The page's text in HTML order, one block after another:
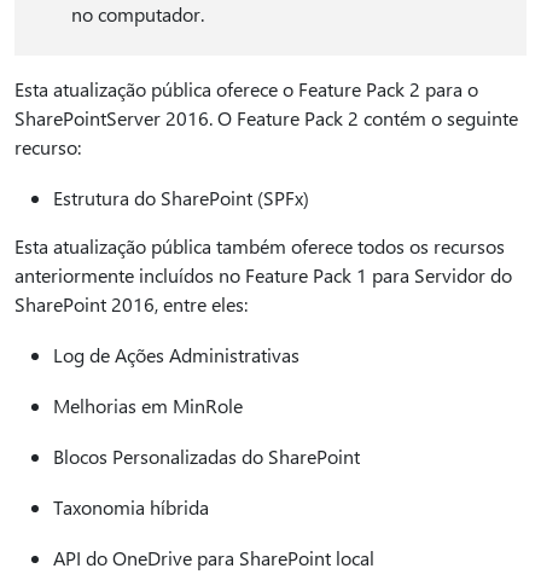
no computador.
Esta atualização pública oferece o Feature Pack 2 para o
SharePointServer 2016. O Feature Pack 2 contém o seguinte
recurso:
Estrutura do SharePoint (SPFx)
Esta atualização pública também oferece todos os recursos
anteriormente incluídos no Feature Pack 1 para Servidor do
SharePoint 2016, entre eles:
Log de Ações Administrativas
Melhorias em MinRole
Blocos Personalizadas do SharePoint
Taxonomia híbrida
API do OneDrive para SharePoint local